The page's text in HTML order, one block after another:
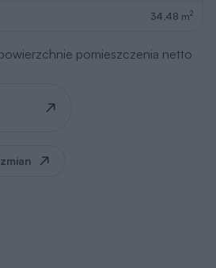
34,48 m2
pomieszczenia netto